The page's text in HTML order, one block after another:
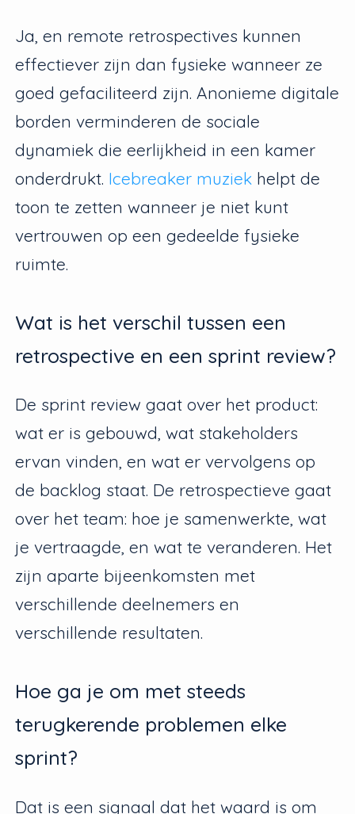
Ja, en remote retrospectives kunnen
effectiever zijn dan fysieke wanneer ze
goed gefaciliteerd zijn. Anonieme digitale
borden verminderen de sociale
dynamiek die eerlijkheid in een kamer
onderdrukt. Icebreaker muziek helpt de
toon te zetten wanneer je niet kunt
vertrouwen op een gedeelde fysieke
ruimte.
Wat is het verschil tussen een
retrospective en een sprint review?
De sprint review gaat over het product:
wat er is gebouwd, wat stakeholders
ervan vinden, en wat er vervolgens op
de backlog staat. De retrospectieve gaat
over het team: hoe je samenwerkte, wat
je vertraagde, en wat te veranderen. Het
zijn aparte bijeenkomsten met
verschillende deelnemers en
verschillende resultaten.
Hoe ga je om met steeds
terugkerende problemen elke
sprint?
Dat is een signaal dat het waard is om